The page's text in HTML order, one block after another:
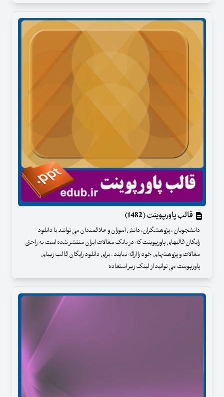
قالب پاورپوینت (1482)
دانشجویان ، پژوهشگران، دانش آموزان و علاقمندان می توانند با دانلود
رایگان قالبهای پاورپوینت که در بانک مقالات ایران منتشر شده است به راحتی
مقالات و پژوهشهای خود را ارائه نمایند . برای دانلود رایگان قالب زیبای
پاورپوینت می توانید از لینک زیر استفاده